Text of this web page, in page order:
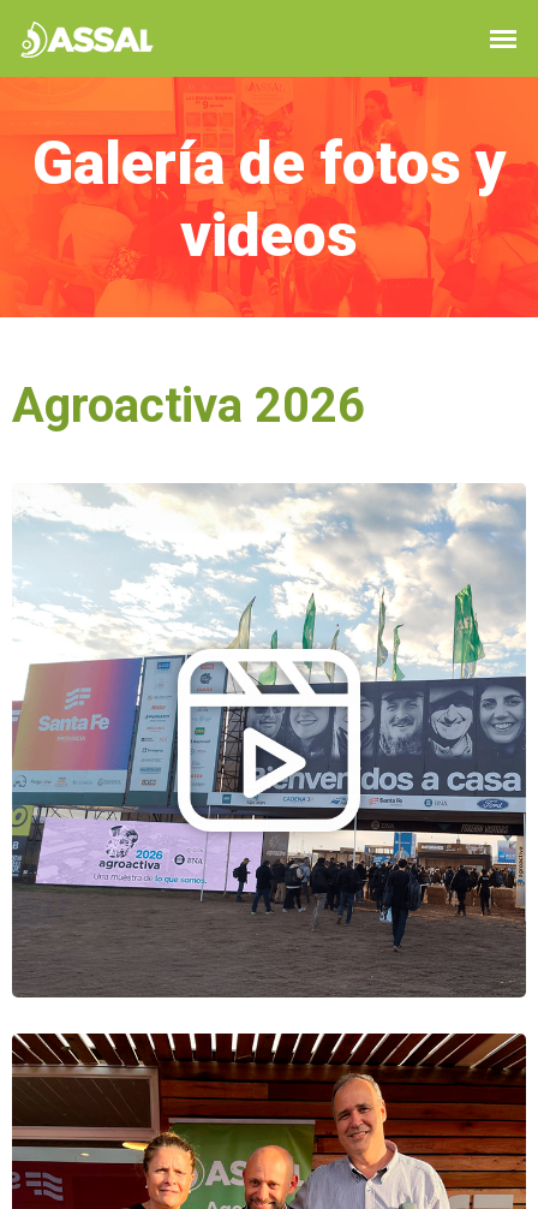
Galería de fotos y
videos
Agroactiva 2026